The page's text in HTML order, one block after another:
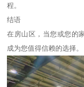
程。
结语
在房山区，当您或您的
成为您值得信赖的选择。